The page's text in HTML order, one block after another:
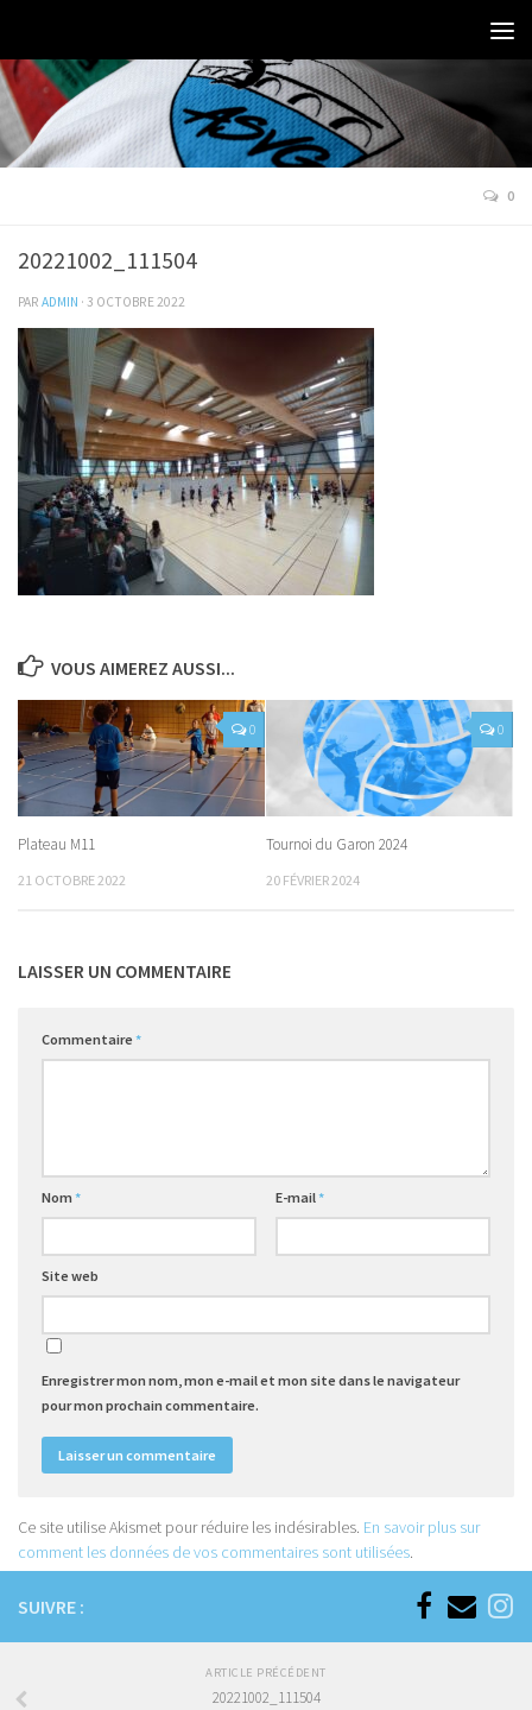
0
20221002_111504
PAR ADMIN · 3 OCTOBRE 2022
VOUS AIMEREZ AUSSI...
0
Plateau M11
21 OCTOBRE 2022
0
Tournoi du Garon 2024
20 FÉVRIER 2024
LAISSER UN COMMENTAIRE
Commentaire *
Nom * E-mail*
Site web
Enregistrer mon nom, mon e-mail et mon site dans le navigateur
pour mon prochain commentaire.
Ce site utilise Akismet pour réduire les indésirables. En savoir plus sur
comment les données de vos commentaires sont utilisées.
SUIVRE :
ARTICLE PRÉCÉDENT
20221002_111504